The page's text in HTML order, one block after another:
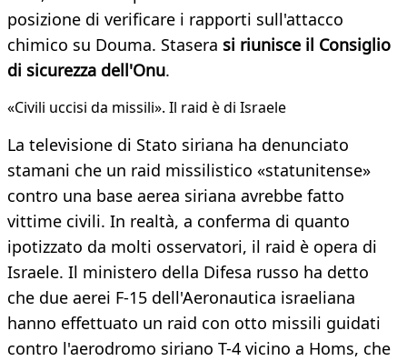
posizione di verificare i rapporti sull'attacco
chimico su Douma. Stasera si riunisce il Consiglio
di sicurezza dell'Onu.
«Civili uccisi da missili». Il raid è di Israele
La televisione di Stato siriana ha denunciato
stamani che un raid missilistico «statunitense»
contro una base aerea siriana avrebbe fatto
vittime civili. In realtà, a conferma di quanto
ipotizzato da molti osservatori, il raid è opera di
Israele. Il ministero della Difesa russo ha detto
che due aerei F-15 dell'Aeronautica israeliana
hanno effettuato un raid con otto missili guidati
contro l'aerodromo siriano T-4 vicino a Homs, che